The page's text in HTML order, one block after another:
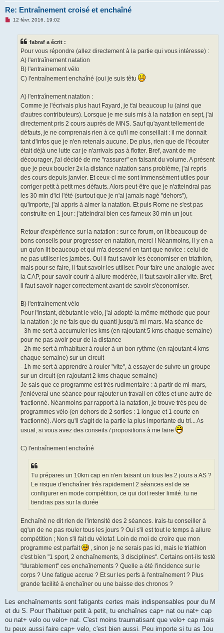
Re: Entraînement croisé et enchaîné
M12 févr. 2016, 19:02
fabraf a écrit :
Pour vous répondre (allez directement à la partie qui vous intéresse) :
A) l'entraînement natation
B) l'entrainement vélo
C) l'entraînement enchaîné (oui je suis têtu
A) l'entraînement natation :
Comme je l'écrivais plus haut Fayard, je t'ai beaucoup lu (ainsi que
d'autres contributeurs). Lorsque je me suis mis à la natation en sept, j'ai
directement pris 2 cours auprès de MNS. Sauf qu'ayant tellement de
défauts, je ne comprenais rien à ce qu'il me conseillait : il me donnait
tant d'infos que je n'en retenais aucune. De plus, rien que de l'écouter
était déjà une lutte car je n'arrivais pas à flotter. Bref, avant de me
décourager, j'ai décidé de me "rassurer" en faisant du volume. A présent
que je peux boucler 2x la distance natation sans problème, j'ai repris
des cours depuis janvier. Et ceux-ci me sont immensément utiles pour
corriger petit à petit mes défauts. Alors peut-être que je n'atteindrai pas
les 30 min d'ici l'été (surtout que je n'ai jamais nagé "dehors"),
qu'importe, j'ai appris à aimer la natation. Et puis Rome ne s'est pas
construite en 1 jour : j'atteindrai bien ces fameux 30 min un jour.
Retour d'expérience sur la natation : sur ce forum, on lit beaucoup de
bons conseils pour progresser en natation, merci ! Néanmoins, il y en a
un qu'on lit beaucoup et qui m'a desservi en tant que novice : celui de
ne pas utiliser les jambes. Oui il faut savoir les économiser en triathlon,
mais pour se faire, il faut savoir les utiliser. Pour faire une analogie avec
la CAP, pour savoir courir à allure modérée, il faut savoir aller vite. Bref,
il faut savoir nager correctement avant de savoir s'économiser.
B) l'entrainement vélo
Pour l'instant, débutant le vélo, j'ai adopté la même méthode que pour
la natation : je ne fais que du quanti jusqu'à mi-mars. Ma séance de
- 3h me sert à accumuler les kms (en rajoutant 5 kms chaque semaine)
pour ne pas avoir peur de la distance
- 2h me sert à m'habituer à rouler à un bon rythme (en rajoutant 4 kms
chaque semaine) sur un circuit
- 1h me sert à apprendre à rouler "vite", à essayer de suivre un groupe
sur un circuit (en rajoutant 2 kms chaque semaine)
Je sais que ce programme est très rudimentaire : à partir de mi-mars,
j'enlèverai une séance pour rajouter un travail en côtes et une autre de
fractionné. Néanmoins par rapport à la natation, je trouve très peu de
programmes vélo (en dehors de 2 sorties : 1 longue et 1 courte en
fractionné). Alors qu'il s'agit de la partie la plus importante du tri... As
usual, si vous avez des conseils / propositions à me faire
C) l'entraînement enchaîné
Tu prépares un 10km cap en n'en faisant un tous les 2 jours a AS ?
Le risque d'enchaîner très rapidement 2 séances est de se
configurer en mode compétition, ce qui doit rester limité. tu ne
tiendras pas sur la durée
Enchaîné ne dit rien de l'intensité des 2 séances. Irais-tu conseiller à
qq'un de ne pas rouler tous les jours ? Oui s'il est tout le temps à allure
compétition ; Non s'il fait du vélotaf. Loin de moi de croire que mon
programme est parfait
, sinon je ne serais pas ici, mais le triathlon
c'est bien "1 sport, 2 enchaînements, 3 disciplines". Certains ont-ils testé
"durablement" ces enchaînements ? Quelle a été l'incidence sur le
corps ? Une fatigue accrue ? Et sur les perfs à l'entraînement ? Plus
grande facilité à enchaîner ou une baisse des chronos ?
Les enchaînements sont fatigants certes mais indispensables pour du M
et du S. Pour t'habituer petit à petit, tu enchaînes cap+ nat ou nat+ cap
ou nat+ velo ou velo+ nat. C'est moins traumatisant que velo+ cap mais
tu peux aussi faire cap+ velo, c'est bien aussi. Peu importe si tu as 1ou